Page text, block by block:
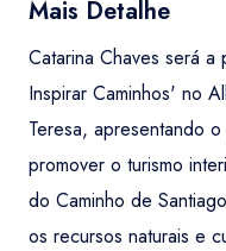
Mais Detalhe
Catarina Chaves será
Inspirar Caminhos' no
Teresa, apresentando
promover o turismo
do Caminho de
os recursos naturais e